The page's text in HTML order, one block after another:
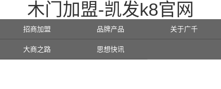
木门加盟-凯发k8官网
招商加盟 品牌产品 关于广千
大商之路 思想快讯